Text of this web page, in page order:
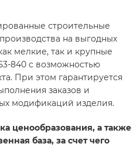
строительные
на выгодных
мелкие, так и крупные
840 с возможностью
При этом гарантируется
заказов и
модификаций изделия.
ценообразования, а также
база, за счет чего